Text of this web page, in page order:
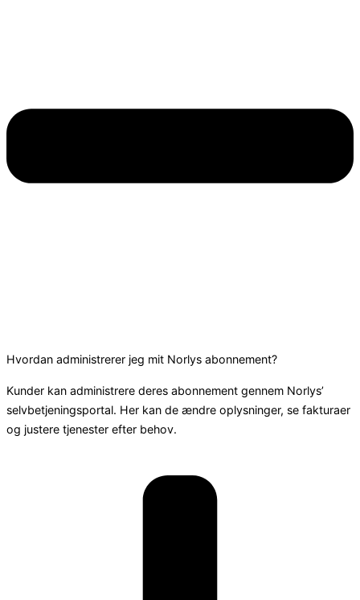
Hvordan administrerer jeg mit Norlys abonnement?
Kunder kan administrere deres abonnement gennem Norlys’
selvbetjeningsportal. Her kan de ændre oplysninger, se fakturaer
og justere tjenester efter behov.